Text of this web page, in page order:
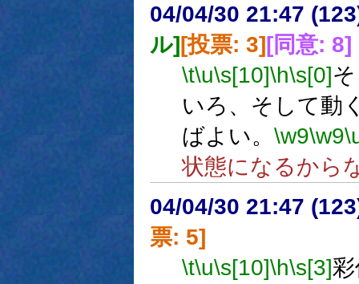
04/04/30 21:47
ル][投票: 3][同意: 8]
\t\u\s[10]\h\s[0]
いろ、そして動
ばよい。 \w9\w9
状態になるから
04/04/30 21:47
票: 5]
\t\u\s[10]\h\s[3]